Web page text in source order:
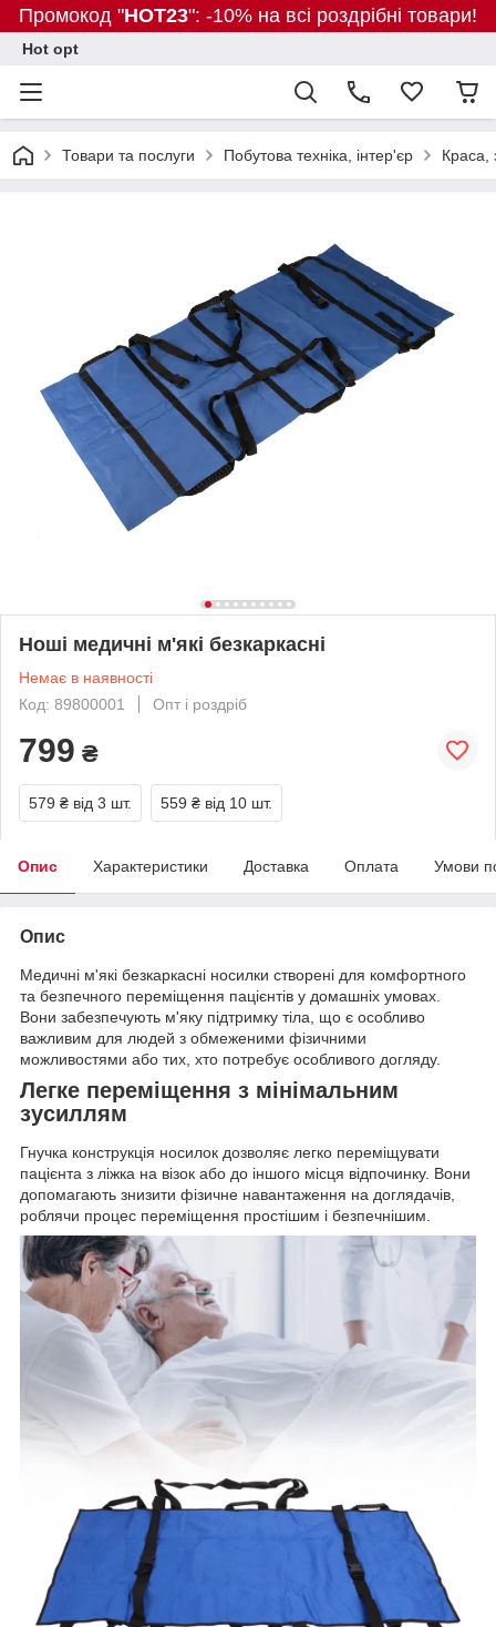
Промокод "HOT23": -10% на всі роздрібні товари!
Hot opt
Товари та послуги Побутова техніка, інтер'єр Краса,
Ноші медичні м'які безкаркасні
Немає в наявності
Код: 89800001
Опт і роздріб
799 ₴
579 ₴ від 3 шт. 559 ₴ від 10 шт.
Опис Характеристики Доставка Оплата Умови
Опис
Медичні м'які безкаркасні носилки створені для комфортного
та безпечного переміщення пацієнтів у домашніх умовах.
Вони забезпечують м'яку підтримку тіла, що є особливо
важливим для людей з обмеженими фізичними
можливостями або тих, хто потребує особливого догляду.
Легке переміщення з мінімальним
зусиллям
Гнучка конструкція носилок дозволяє легко переміщувати
пацієнта з ліжка на візок або до іншого місця відпочинку. Вони
допомагають знизити фізичне навантаження на доглядачів,
роблячи процес переміщення простішим і безпечнішим.